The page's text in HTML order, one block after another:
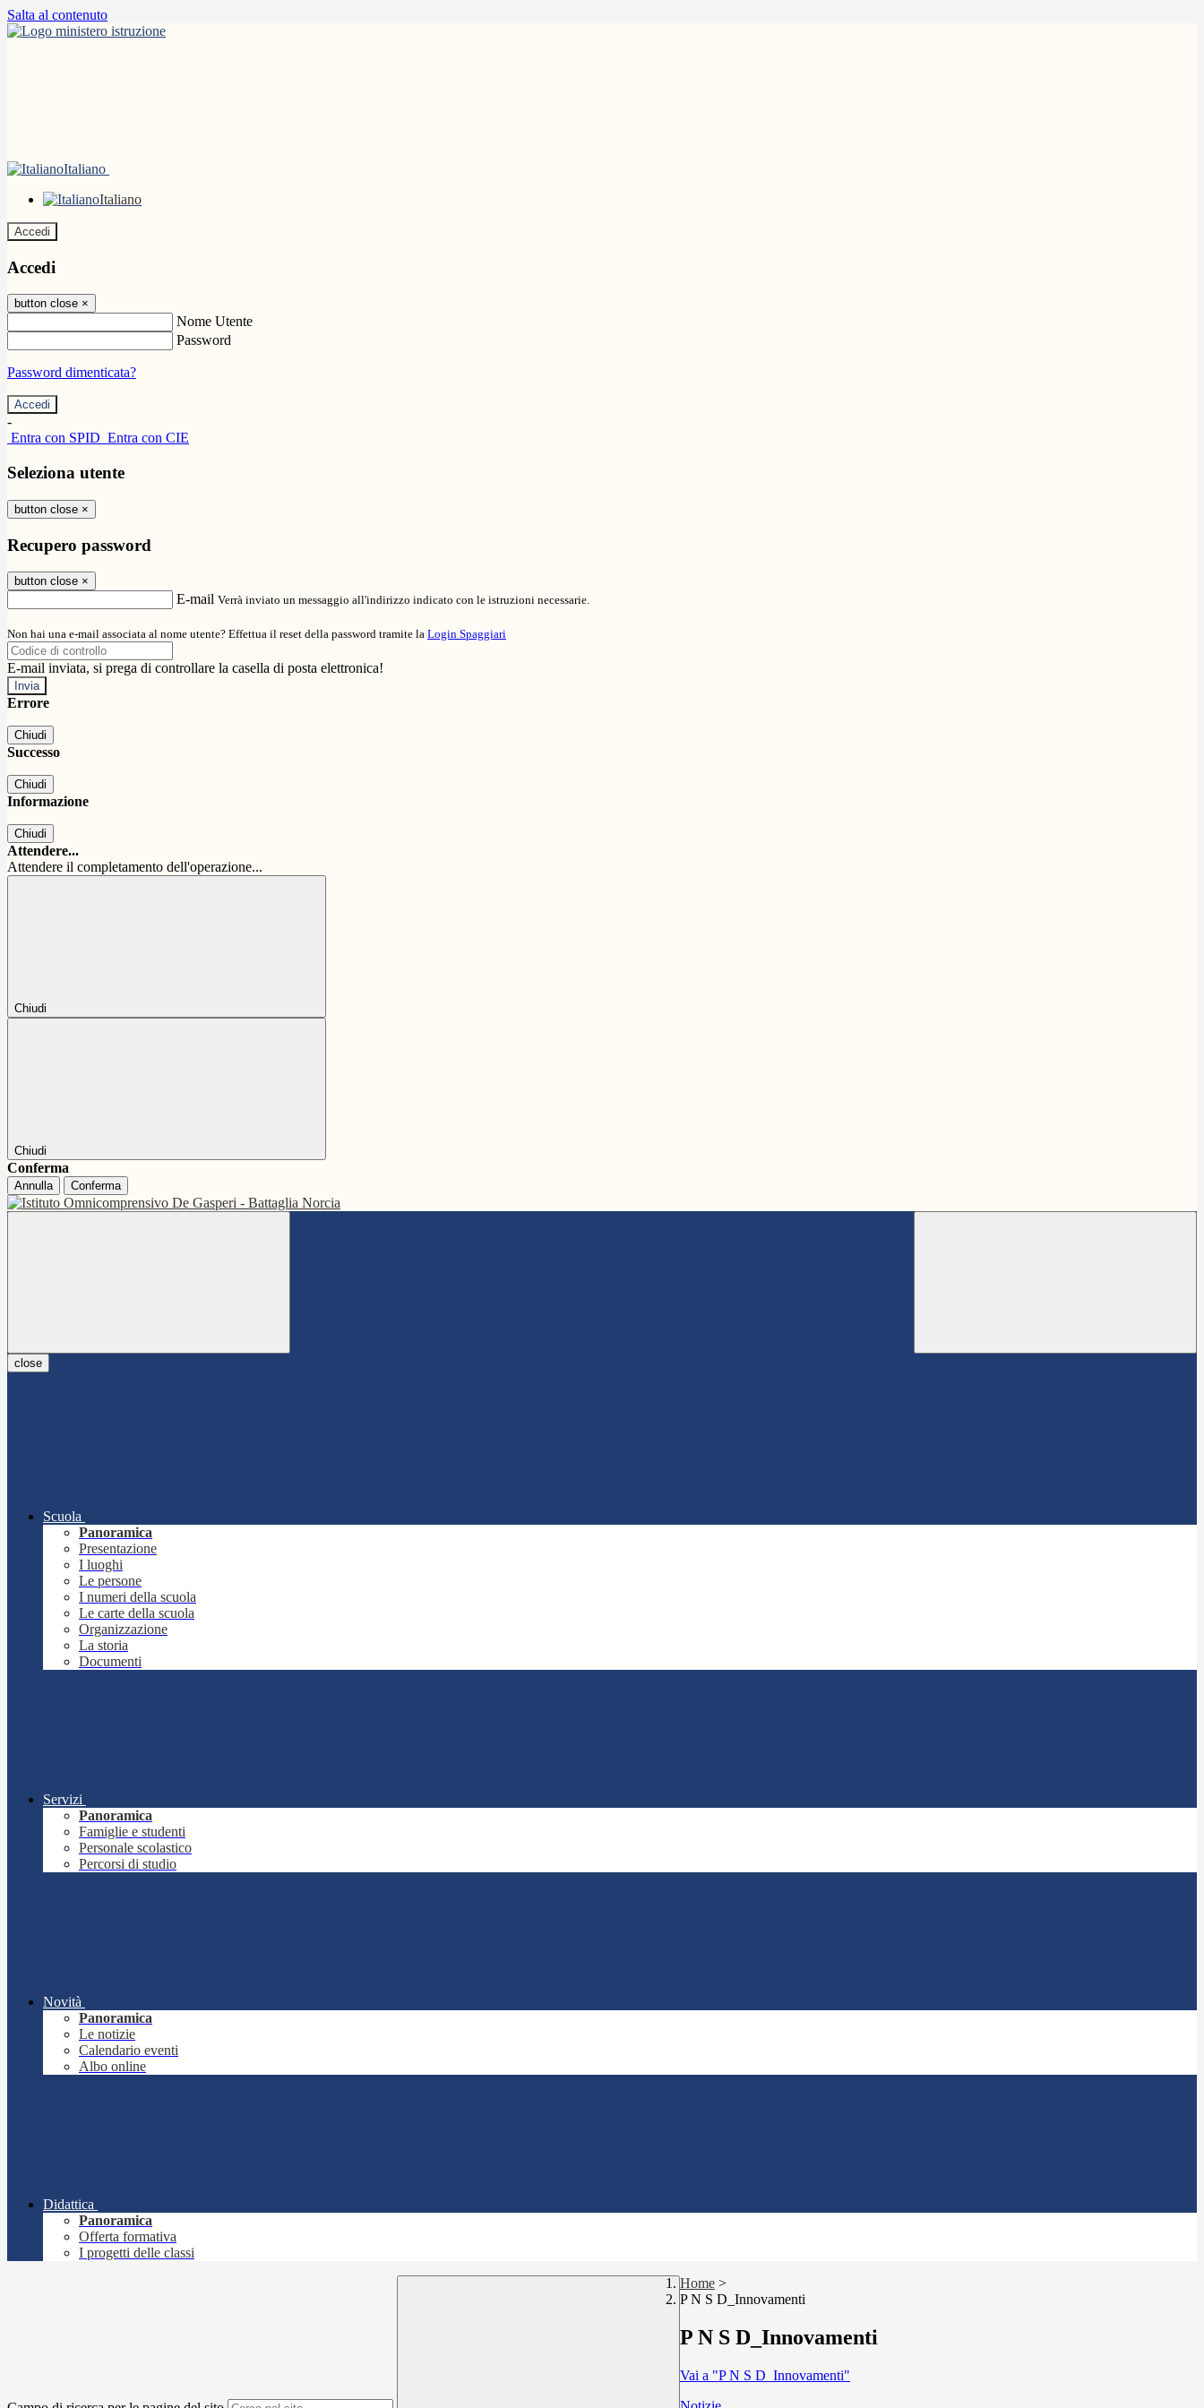
Salta al contenuto
Italiano
Italiano
Accedi
Accedi
button close ×
Nome Utente
Password
Password dimenticata?
-
Entra con SPID Entra con CIE
Seleziona utente
button close ×
Recupero password
button close ×
E-mail Verrà inviato un messaggio all'indirizzo indicato con le istruzioni necessarie.
Non hai una e-mail associata al nome utente? Effettua il reset della password tramite la Login Spaggiari
E-mail inviata, si prega di controllare la casella di posta elettronica!
Errore
Chiudi
Successo
Chiudi
Informazione
Chiudi
Attendere...
Attendere il completamento dell'operazione...
Chiudi
Chiudi
Conferma
Annulla Conferma
close
Scuola
Panoramica
Presentazione
I luoghi
Le persone
I numeri della scuola
Le carte della scuola
Organizzazione
La storia
Documenti
Servizi
Panoramica
Famiglie e studenti
Personale scolastico
Percorsi di studio
Novità
Panoramica
Le notizie
Calendario eventi
Albo online
Didattica
Panoramica
Offerta formativa
I progetti delle classi
Home >
P N S D_Innovamenti
P N S D_Innovamenti
Vai a "P N S D_Innovamenti"